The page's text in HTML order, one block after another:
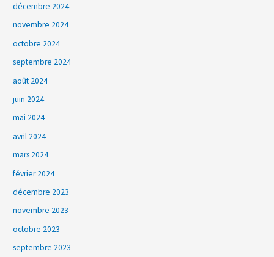
décembre 2024
novembre 2024
octobre 2024
septembre 2024
août 2024
juin 2024
mai 2024
avril 2024
mars 2024
février 2024
décembre 2023
novembre 2023
octobre 2023
septembre 2023